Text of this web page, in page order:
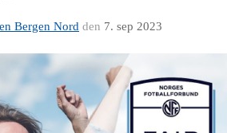
Bergen Nord den 7. sep 2023